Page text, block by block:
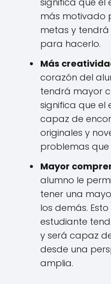
más motivado
metas y
para hacerlo.
Más
corazón del
tendrá mayor
significa que el
capaz de
originales y
problemas que
Mayor
alumno le
tener una
los demás.
estudiante
y será capaz
desde una
amplia.